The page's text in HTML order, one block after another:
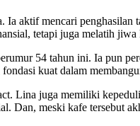
aktif mencari penghasilan
tetapi juga melatih
54 tahun ini. Ia pun
kuat dalam
Lina juga memiliki
Dan, meski kafe tersebut